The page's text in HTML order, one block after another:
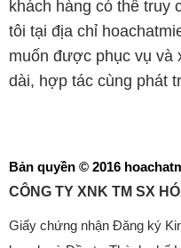
khách hàng có thể truy
tôi tại địa chỉ
muốn được phục vụ và
dài, hợp tác cùng phát
Bản quyền © 2016
CÔNG TY XNK TM SX
Giấy chứng nhận Đăng ký